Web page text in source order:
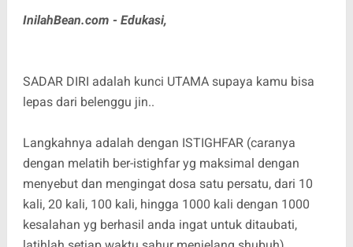
InilahBean.com - Edukasi,
SADAR DIRI adalah kunci UTAMA supaya kamu bisa
lepas dari belenggu jin..
Langkahnya adalah dengan ISTIGHFAR (caranya
dengan melatih ber-istighfar yg maksimal dengan
menyebut dan mengingat dosa satu persatu, dari 10
kali, 20 kali, 100 kali, hingga 1000 kali dengan 1000
kesalahan yg berhasil anda ingat untuk ditaubati,